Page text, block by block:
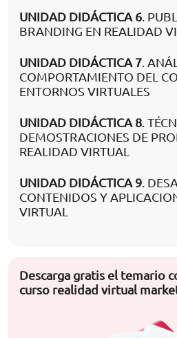
UNIDAD DIDÁCTICA 6.
BRANDING EN REALIDAD
UNIDAD DIDÁCTICA 7.
COMPORTAMIENTO DEL
ENTORNOS VIRTUALES
UNIDAD DIDÁCTICA 8.
DEMOSTRACIONES DE
REALIDAD VIRTUAL
UNIDAD DIDÁCTICA 9.
CONTENIDOS Y
VIRTUAL
Descarga gratis el temario
curso realidad virtual